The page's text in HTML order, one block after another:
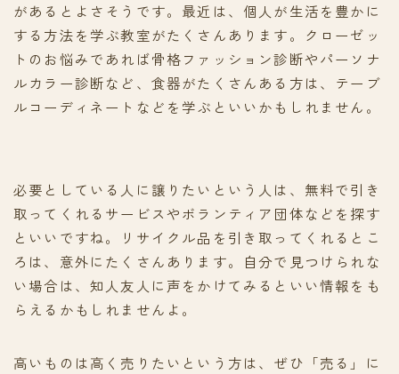
があるとよさそうです。最近は、個人が生活を豊かに
する方法を学ぶ教室がたくさんあります。クローゼッ
トのお悩みであれば骨格ファッション診断やパーソナ
ルカラー診断など、食器がたくさんある方は、テーブ
ルコーディネートなどを学ぶといいかもしれません。
必要としている人に譲りたいという人は、無料で引き
取ってくれるサービスやボランティア団体などを探す
といいですね。リサイクル品を引き取ってくれるとこ
ろは、意外にたくさんあります。自分で見つけられな
い場合は、知人友人に声をかけてみるといい情報をも
らえるかもしれませんよ。
高いものは高く売りたいという方は、ぜひ「売る」に